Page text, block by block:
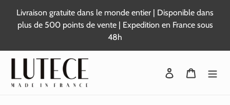
contenu
Livraison gratuite dans le monde entier | Disponible dans
plus de 500 points de vente | Expedition en France sous
48h
Se connecter
Panier